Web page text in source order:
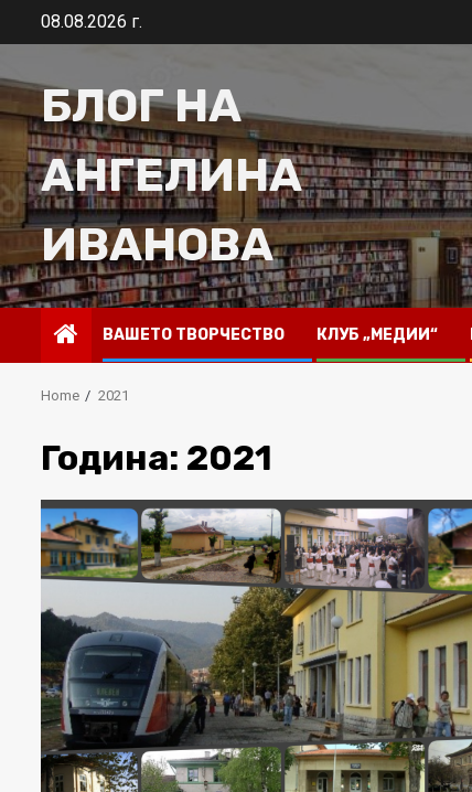
08.08.2026 г.
БЛОГ НА
АНГЕЛИНА
ИВАНОВА
ВАШЕТО ТВОРЧЕСТВО КЛУБ „МЕДИИ“
Home 2021
Година: 2021